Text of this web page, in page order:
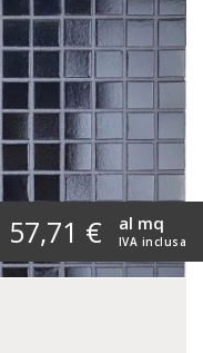
57,71 € IVA inclusa
al mq